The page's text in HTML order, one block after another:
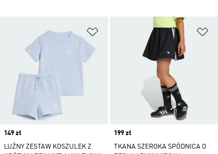
Dodaj do listy życzeń
Price
149 zł
LUŹNY ZESTAW KOSZULEK Z
Price
199 zł
TKANA SZEROKA SPÓDNICA O